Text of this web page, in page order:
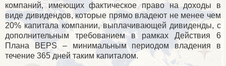
компаний, имеющих фактическое право на доходы в
виде дивидендов, которые прямо владеют не менее чем
20% капитала компании, выплачивающей дивиденды, с
дополнительным требованием в рамках Действия 6
Плана BEPS – минимальным периодом владения в
течение 365 дней таким капиталом.